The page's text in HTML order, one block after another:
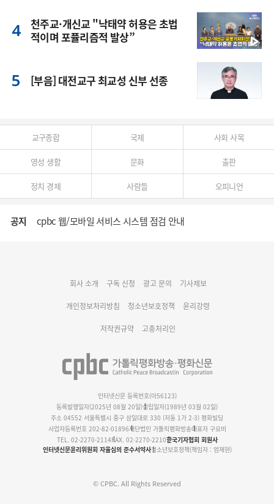
천주교·개신교 "낙태약 허용은 초법
적이며 포퓰리즘적 발상”
[부음] 대전교구 최교성 신부 선종
교구종합 국제 사회 사목
영성 생활 문화 출판
정치 경제 사람들 오피니언
공지 cpbc 웹/모바일 서비스 시스템 점검 안내
명동 미디어큐브 & 1898 미디어월 공모전 수상작 발표
회사 소개 구독 신청 광고 문의 기사제보
개인정보처리방침 청소년보호정책 윤리강령
저작권규약 고충처리인
인터넷신문 등록번호(아56123)
등록발행일자(2025년 08월 20일)설립일자(1989년 03월 02일)
주소 04552 서울특별시 중구 삼일대로 330 (저동 1가 2-3) 평화빌딩
사업자등록번호 202-82-01896재단법인 가톨릭평화방송대표자 구요비
TEL. 02-2270-2114FAX. 02-2270-2210한국기자협회 회원사
인터넷신문윤리위원회 자율심의 준수서약사청소년보호정책(책임자 : 엄재현)
© CPBC. All Rights Reserved